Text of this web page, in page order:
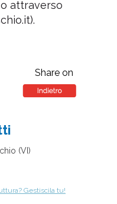
o attraverso
Share on
(VI)
Gestiscila tu!